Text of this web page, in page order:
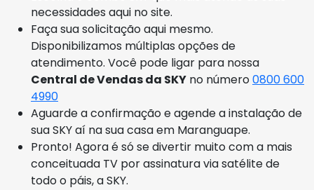
necessidades aqui no site.
Faça sua solicitação aqui mesmo.
Disponibilizamos múltiplas opções de
atendimento. Você pode ligar para nossa
Central de Vendas da SKY no número0800 600
4990
Aguarde a confirmação e agende a instalação de
sua SKY aí na sua casa em Maranguape.
Pronto! Agora é só se divertir muito com a mais
conceituada TV por assinatura via satélite de
todo o páis, a SKY.